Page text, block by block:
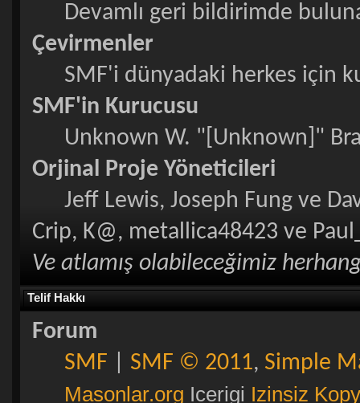
Devamlı geri bildirimde
Çevirmenler
SMF'i dünyadaki herkes için
SMF'in Kurucusu
Unknown W. "[Unknown]"
Orjinal Proje Yöneticileri
Jeff Lewis, Joseph Fung ve
Crip, K@, metallica48423 ve
Ve atlamış olabileceğimiz
Telif Hakkı
Forum
SMF
SMF © 2011, Simple
Masonlar.org Icerigi Izinsiz